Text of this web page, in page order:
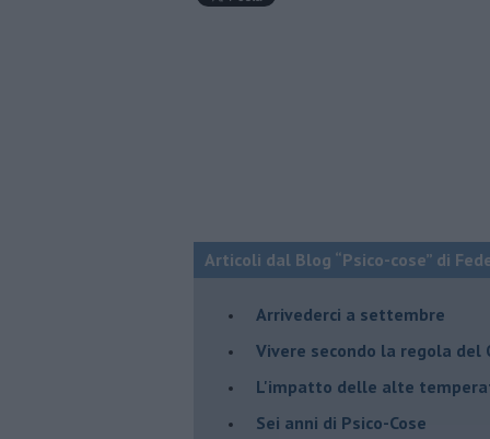
Articoli dal Blog “Psico-cose” di
​Arrivederci a settembre
​Vivere secondo la regola del
​L'impatto delle alte
Sei anni di Psico-Cose